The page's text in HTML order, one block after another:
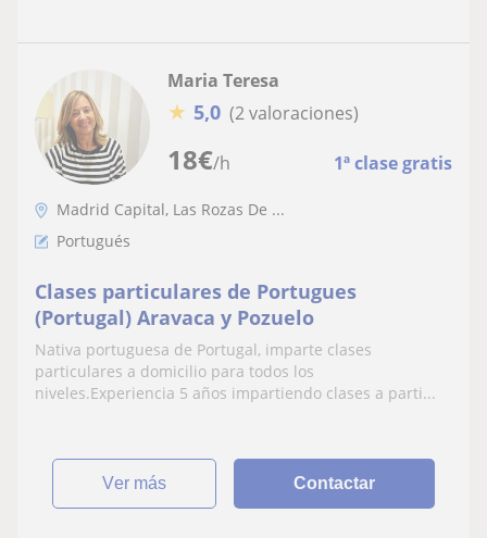
18€/h 1ª clase gratis
Maria Teresa
★ 5,0 (2 valoraciones)
Madrid Capital, Las Rozas De ...
Portugués
Clases particulares de Portugues
(Portugal) Aravaca y Pozuelo
Nativa portuguesa de Portugal, imparte clases
particulares a domicilio para todos los
niveles.Experiencia 5 años impartiendo clases a parti...
ver más Contactar